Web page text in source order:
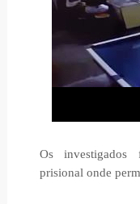
Os investigados
prisional onde